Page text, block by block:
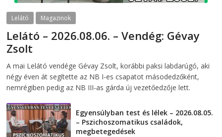
Lelátó Magazinok
Lelátó – 2026.08.06. – Vendég: Gévay
Zsolt
A mai Lelátó vendége Gévay Zsolt, korábbi paksi labdarúgó, aki
négy éven át segítette az NB I-es csapatot másodedzőként,
nemrégiben pedig az NB III-as gárda új vezetőedzője lett.
Egyensúlyban test és lélek – 2026.08.05.
– Pszichoszomatikus családok,
megbetegedések